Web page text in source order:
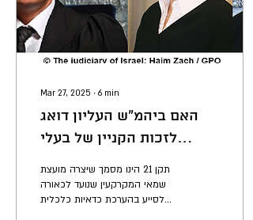
Mar 27, 2025 ∙ 6 min
האם ביהמ"ש העליון דואג
לזכות הקניין של בעלי
תקן 21 הינו מסמך שיצרה מועצת
שמאי המקרקעין שנועד לכאורה
לסייע בהערכת כדאיות כלכלית